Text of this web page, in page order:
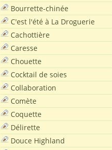
Bourrette-chinée
C'est l'été à La Droguerie
Cachottière
Caresse
Chouette
Cocktail de soies
Collaboration
Comète
Coquette
Délirette
Douce Highland